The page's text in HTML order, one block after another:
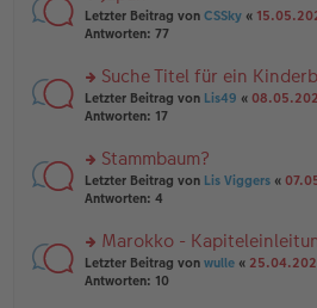
a
g
n
er
tr
a
g
n
g
el
e
n
er
tr
a
g
rs
te
n
g
el
e
n
er
tr
a
g
Letzter Beitrag von CSSky «
Antworten: 77
rs
te
n
g
el
e
n
er
Suche Titel für ein
Letzter Beitrag von Lis49 «
Antworten: 17
rs
te
n
g
el
Stammbaum?
Letzter Beitrag von Lis Viggers «
Antworten: 4
rs
te
Marokko -
Letzter Beitrag von wulle «
Antworten: 10